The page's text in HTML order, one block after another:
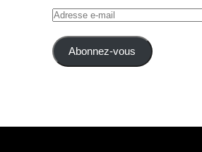
Adresse
mail Abonnez-vous